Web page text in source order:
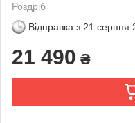
Роздріб
Відправка з 21 серпня
21 490 ₴